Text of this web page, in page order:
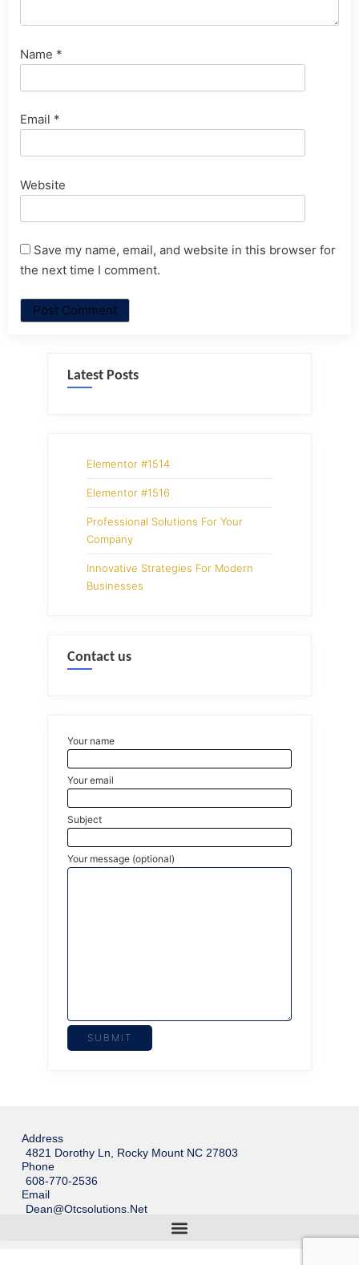
Name *
Email *
Website
Save my name, email, and website in this browser for
the next time I comment.
Latest Posts
Elementor #1514
Elementor #1516
Professional Solutions For Your
Company
Innovative Strategies For Modern
Businesses
Contact us
Your name
Your email
Subject
Your message (optional)
Address
4821 Dorothy Ln, Rocky Mount NC 27803
Phone
608-770-2536
Email
Dean@otcsolutions.net